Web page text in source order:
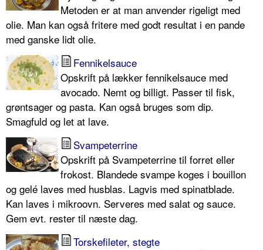
Metoden er at man anvender rigeligt med
olie. Man kan også fritere med godt resultat i en pande
med ganske lidt olie.
Fennikelsauce
Opskrift på lækker fennikelsauce med
avocado. Nemt og billigt. Passer til fisk,
grøntsager og pasta. Kan også bruges som dip.
Smagfuld og let at lave.
Svampeterrine
Opskrift på Svampeterrine til forret eller
frokost. Blandede svampe koges i bouillon
og gelé laves med husblas. Lagvis med spinatblade.
Kan laves i mikroovn. Serveres med salat og sauce.
Gem evt. rester til næste dag.
Torskefileter, stegte